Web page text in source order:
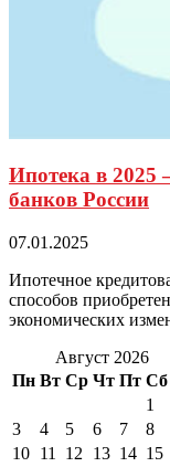
Ипотека в 2025
банков России
07.01.2025
Ипотечное
способов
экономических
Август 2026
Пн Вт Ср Чт Пт Сб
1
3
4 5 6 7 8
10 11 12 13 14 15